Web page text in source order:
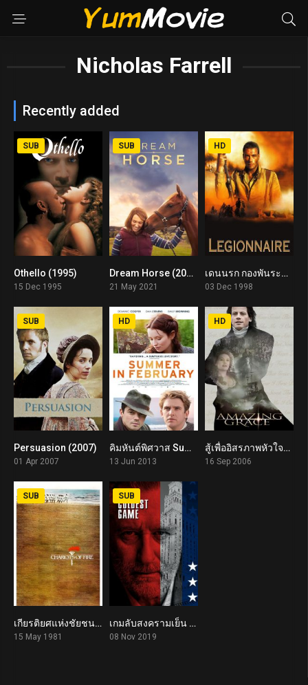
Nicholas Farrell
Recently added
SUB
Othello (1995)
15 Dec 1995
6.9
SUB
Dream Horse (2021)
21 May 2021
0
HD
เดนนรก กองพันระอุ Legionnaire (1998)
03 Dec 1998
7.5
SUB
Persuasion (2007)
01 Apr 2007
5.6
HD
คิมหันต์พิศวาส Summer in February (2013)
13 Jun 2013
7.4
HD
สู้เพื่ออิสรภาพหัวใจทาส Amazing Grace (2006)
16 Sep 2006
7.2
SUB
เกียรติยศแห่งชัยชนะ Chariots of Fire (1981)
15 May 1981
6.2
SUB
เกมลับสงครามเย็น The Coldest Game (2019)
08 Nov 2019